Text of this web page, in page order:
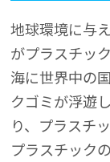
地球環境に与
がプラスチッ
海に世界中の
クゴミが浮遊
り、プラスチ
プラスチック